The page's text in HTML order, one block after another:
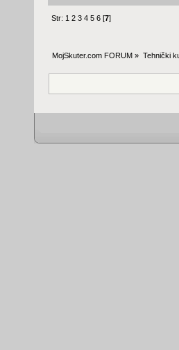
Str: 1 2 3 4 5 6 [7]
MojSkuter.com FORUM » Tehnički